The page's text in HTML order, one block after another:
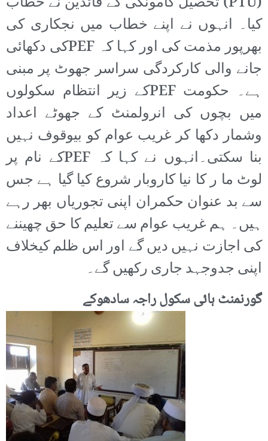
کیا۔ انہوں نے اپنے خطاب میں نجکاری کی
بھرپور مذمت کی اور کہا کہ PEFکی دکھائی
جانے والی کارکردگی سراسر جھوٹ پر مبنی
ہے۔ حکومت PEFکے زیر انتظام سکولوں
میں بچوں کی انرولمنٹ کے جھوٹے اعداد
وشمار دکھا کر غریب عوام کو بیوقوف نہیں
بنا سکتی۔انہوں نے کہا کہ PEFکے نام پر
لوٹ ما ر کا نیا کاروبار شروع کیا گیا ہے جس
سے بد عنوان حکمران اپنی تجوریاں بھر رہے
ہیں۔ ہم غریب عوام سے تعلیم کا حق چھیننے
کی اجازت نہیں دیں گے اور اس ظلم کیخلاف
اپنی جدوجہد جاری رکھیں گے۔
گورنمنٹ ہائی سکول راجہ سادھوکے